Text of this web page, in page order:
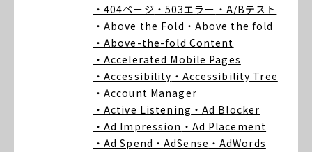
・404ページ ・503エラー ・A/Bテスト
・Above the Fold ・Above the fold
・Above-the-fold Content
・Accelerated Mobile Pages
・Accessibility ・Accessibility Tree
・Account Manager
・Active Listening ・Ad Blocker
・Ad Impression ・Ad Placement
・Ad Spend ・AdSense ・AdWords